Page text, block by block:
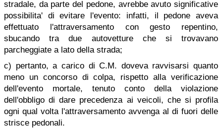
stradale, da parte del pedone, avrebbe avuto significative
possibilita' di evitare l'evento: infatti, il pedone aveva
effettuato l'attraversamento con gesto repentino,
sbucando tra due autovetture che si trovavano
parcheggiate a lato della strada;
c) pertanto, a carico di C.M. doveva ravvisarsi quanto
meno un concorso di colpa, rispetto alla verificazione
dell'evento mortale, tenuto conto della violazione
dell'obbligo di dare precedenza ai veicoli, che si profila
ogni qual volta l'attraversamento avvenga al di fuori delle
strisce pedonali.